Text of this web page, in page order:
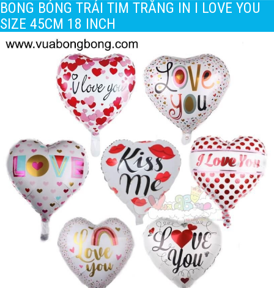
BONG BÓNG TRÁI TIM TRẮNG IN I LOVE YOU
SIZE 45CM 18 INCH